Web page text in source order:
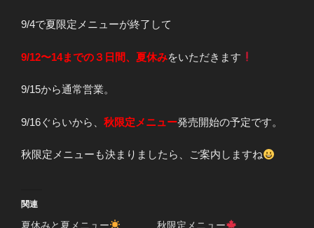
9/4で夏限定メニューが終了して
9/12〜14までの３日間、夏休みをいただきます
9/15から通常営業。
9/16ぐらいから、 秋限定メニュー発売開始の予定です。
秋限定メニューも決まりましたら、ご案内しますね
関連
夏休みと夏メニュー 秋限定メニュー